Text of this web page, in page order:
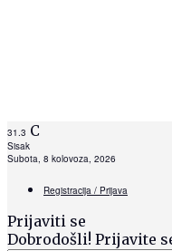
31.3 C
Sisak
Subota, 8 kolovoza, 2026
Registracija / Prijava
Prijaviti se
Dobrodošli! Prijavite